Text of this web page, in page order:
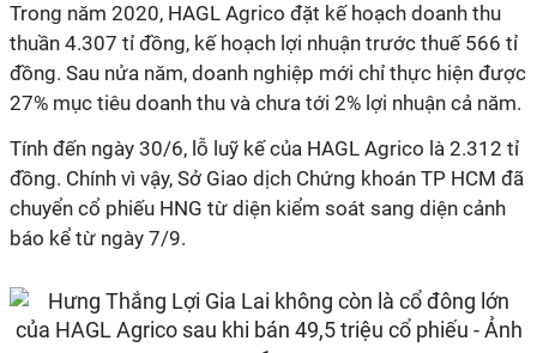
Trong năm 2020, HAGL Agrico đặt kế hoạch doanh thu
thuần 4.307 tỉ đồng, kế hoạch lợi nhuận trước thuế 566 tỉ
đồng. Sau nửa năm, doanh nghiệp mới chỉ thực hiện được
27% mục tiêu doanh thu và chưa tới 2% lợi nhuận cả năm.
Tính đến ngày 30/6, lỗ luỹ kế của HAGL Agrico là 2.312 tỉ
đồng. Chính vì vậy, Sở Giao dịch Chứng khoán TP HCM đã
chuyển cổ phiếu HNG từ diện kiểm soát sang diện cảnh
báo kể từ ngày 7/9.